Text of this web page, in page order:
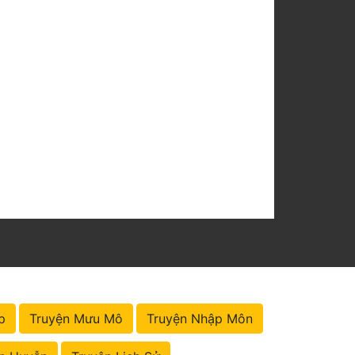
Truyện Mưu Mô Truyện Nhập Môn